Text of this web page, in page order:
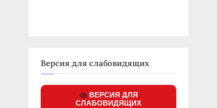
Версия для слабовидящих
ВЕРСИЯ ДЛЯ
СЛАБОВИДЯЩИХ